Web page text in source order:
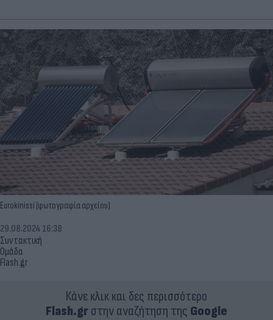
Eurokinissi (φωτογραφία αρχείου)
Συντακτική
Ομάδα
Flash.gr
29.08.2024 16:38
Κάνε κλικ και δες περισσότερο
Flash.grστην αναζήτηση της Google